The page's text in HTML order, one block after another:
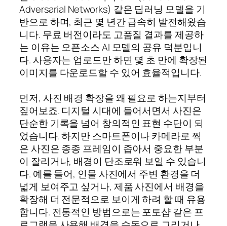
Adversarial Networks) 같은 딥러닝 모델을 기
반으로 하며, 최근 몇 년간 급속히 발전해왔습
니다. 무료 버전이라도 고품질 결과를 제공하
는 이유는 오픈소스 AI 모델의 공유 덕분입니
다. 사용자는 업로드만 하면 몇 초 만에 확장된
이미지를 다운로드할 수 있어 효율적입니다.
먼저, 사진 배경 확장을 왜 필요로 하는지부터
짚어보죠. 디지털 시대에 들어서면서 사진은
단순한 기록을 넘어 창의적인 표현 수단이 되
었습니다. 하지만 스마트폰이나 카메라로 찍
은 사진은 종종 프레임이 좁아서 중요한 부분
이 잘리거나, 배경이 단조로워 보일 수 있습니
다. 예를 들어, 인물 사진에서 주변 환경을 더
넓게 보여주고 싶거나, 제품 사진에서 배경을
확장해 더 전문적으로 보이게 하려 할 때 유용
합니다. 전통적인 방법으로는 포토샵 같은 프